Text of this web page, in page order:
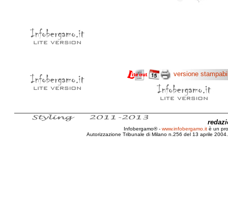
versione
Infobergamo® - www.infobergamo.it è un
Autorizzazione Tribunale di Milano n.256 del 13 aprile